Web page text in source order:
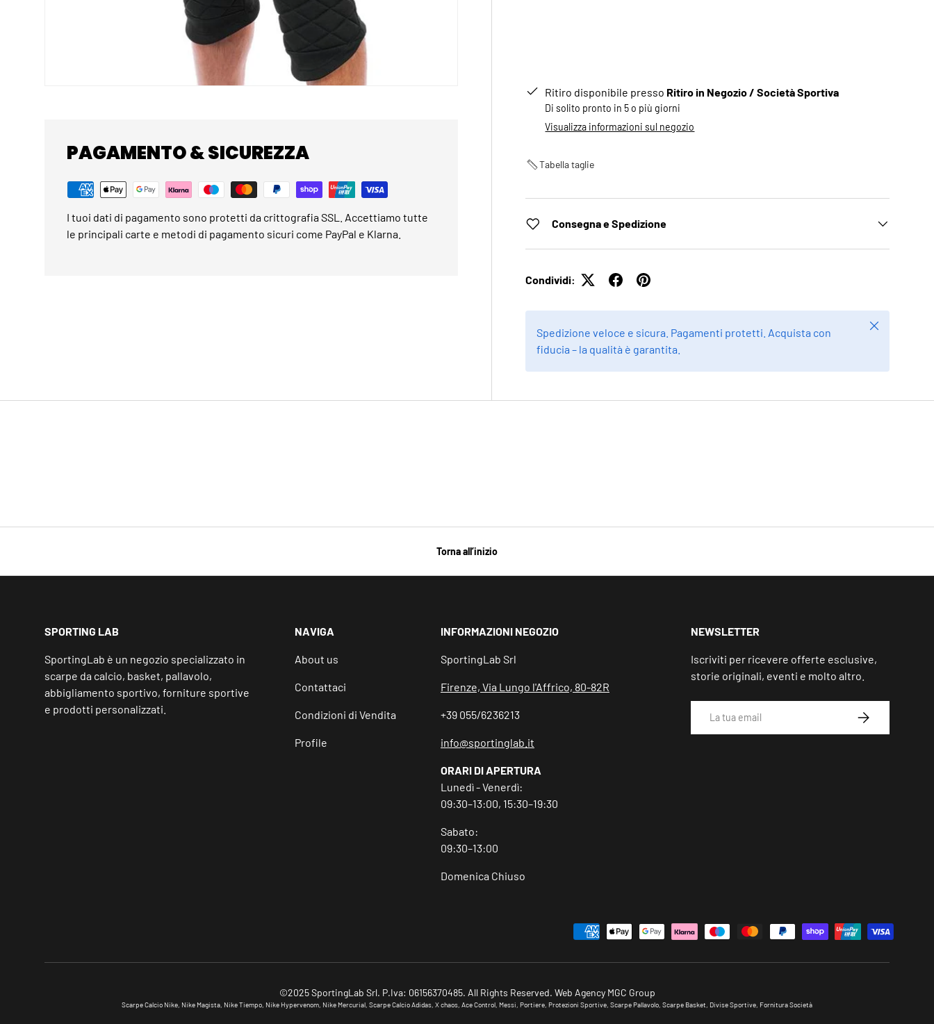
Ritiro disponibile presso Ritiro in Negozio / Società Sportiva
Di solito pronto in 5 o più giorni
Visualizza informazioni sul negozio
Tabella taglie
Consegna e Spedizione
Condividi:
Spedizione veloce e sicura. Pagamenti protetti. Acquista con
fiducia – la qualità è garantita.
Chiudi
PAGAMENTO & SICUREZZA
I tuoi dati di pagamento sono protetti da crittografia SSL. Accettiamo tutte
le principali carte e metodi di pagamento sicuri come PayPal e Klarna.
Torna all’inizio
SPORTING LAB
SportingLab è un negozio specializzato in
scarpe da calcio, basket, pallavolo,
abbigliamento sportivo, forniture sportive
e prodotti personalizzati.
NAVIGA
About us
Contattaci
Condizioni di Vendita
Profile
INFORMAZIONI NEGOZIO
SportingLab Srl
Firenze, Via Lungo l'Affrico, 80-82R
+39 055/6236213
info@sportinglab.it
ORARI DI APERTURA
Lunedì - Venerdì:
09:30–13:00, 15:30–19:30
Sabato:
09:30–13:00
Domenica Chiuso
NEWSLETTER
Iscriviti per ricevere offerte esclusive,
storie originali, eventi e molto altro.
ISCRIVITI
Metodi di pagamento accettati
©2025 SportingLab Srl. P.Iva: 06156370485. All Rights Reserved. Web Agency MGC Group
Scarpe Calcio Nike, Nike Magista, Nike Tiempo, Nike Hypervenom, Nike Mercurial, Scarpe Calcio Adidas, X chaos, Ace Control, Messi, Portiere, Protezioni Sportive, Scarpe Pallavolo, Scarpe Basket, Divise Sportive, Fornitura Società